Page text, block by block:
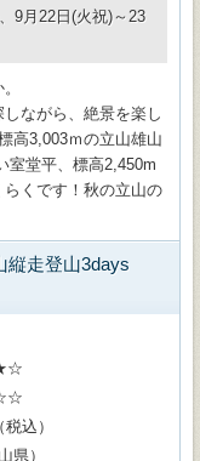
9月22日(火祝)～23
ながら、絶景を楽し
高3,003ｍの立山雄山
室堂平、標高2,450m
くです！秋の立山の
縦走登山3days
込）
県）